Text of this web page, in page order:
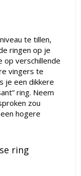
te tillen,
ringen op je
op verschillende
vingers te
je een dikkere
ring. Neem
zou
hogere
ring